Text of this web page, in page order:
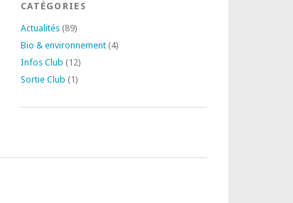
CATÉGORIES
Actualités (89)
Bio & environnement (4)
Infos Club (12)
Sortie Club (1)